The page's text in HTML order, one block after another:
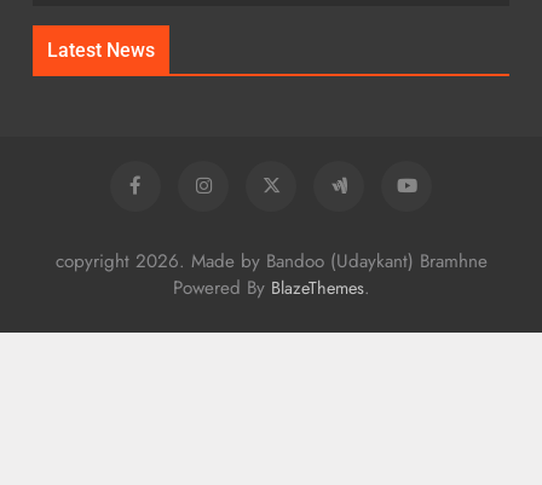
Latest News
copyright 2026. Made by Bandoo (Udaykant) Bramhne
Powered By BlazeThemes.